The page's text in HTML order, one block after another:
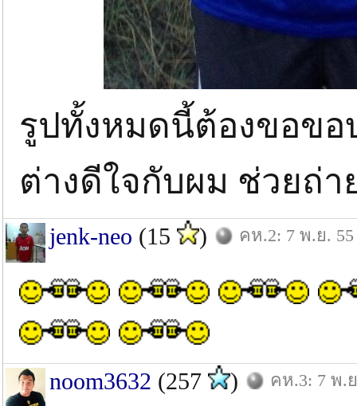
รูปทั้งหมดนี้ต้องขอขอ
ต่างดีใจกับผม ช่วยถ่า
jenk-neo (15 ) คห.2: 7 พ.ย. 55
noom3632 (257 ) คห.3: 7 พ.